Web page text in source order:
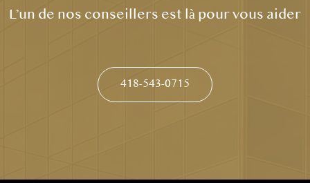
L’un de nos conseillers est là pour vous aider
418-543-0715